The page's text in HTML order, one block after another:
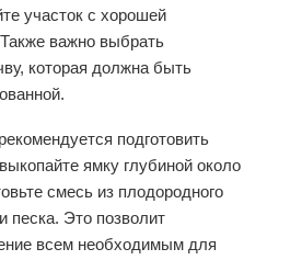
участок с хорошей
важно выбрать
которая должна быть
подготовить
ямку глубиной около
смесь из плодородного
песка. Это позволит
всем необходимым для